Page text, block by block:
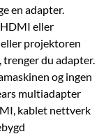
en adapter.
eller
projektoren
trenger du adapter.
og ingen
multiadapter
kablet nettverk